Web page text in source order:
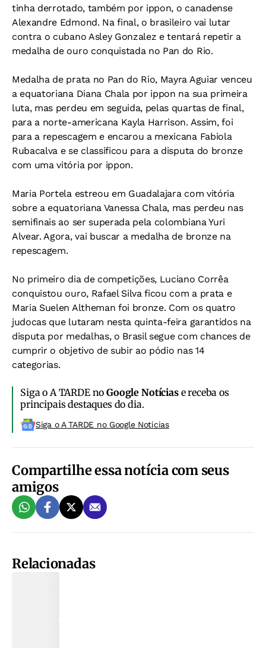
tinha derrotado, também por ippon, o canadense
Alexandre Edmond. Na final, o brasileiro vai lutar
contra o cubano Asley Gonzalez e tentará repetir a
medalha de ouro conquistada no Pan do Rio.
Medalha de prata no Pan do Rio, Mayra Aguiar venceu
a equatoriana Diana Chala por ippon na sua primeira
luta, mas perdeu em seguida, pelas quartas de final,
para a norte-americana Kayla Harrison. Assim, foi
para a repescagem e encarou a mexicana Fabiola
Rubacalva e se classificou para a disputa do bronze
com uma vitória por ippon.
Maria Portela estreou em Guadalajara com vitória
sobre a equatoriana Vanessa Chala, mas perdeu nas
semifinais ao ser superada pela colombiana Yuri
Alvear. Agora, vai buscar a medalha de bronze na
repescagem.
No primeiro dia de competições, Luciano Corrêa
conquistou ouro, Rafael Silva ficou com a prata e
Maria Suelen Altheman foi bronze. Com os quatro
judocas que lutaram nesta quinta-feira garantidos na
disputa por medalhas, o Brasil segue com chances de
cumprir o objetivo de subir ao pódio nas 14
categorias.
Siga o A TARDE noGoogle Notíciase receba os
principais destaques do dia.
Siga o A TARDE no Google Noticias
Compartilhe essa notícia com seus
amigos
Relacionadas